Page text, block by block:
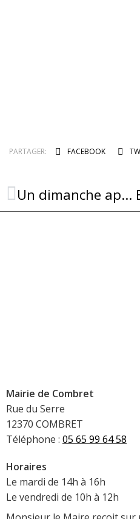
PARTAGER: FACEBOOK
Un dimanche après-midi festif dans notre petite cité de caractère
Mairie de Combret
Rue du Serre
12370 COMBRET
Téléphone : 05 65 99 64 58
Horaires
Le mardi de 14h à 16h
Le vendredi de 10h à 12h